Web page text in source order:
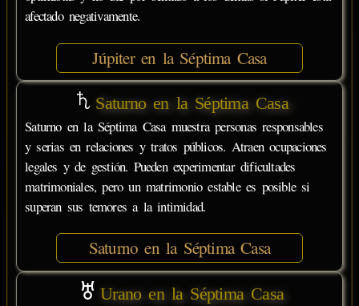
afectado negativamente.
Júpiter en la Séptima Casa
Saturno en la Séptima Casa
Saturno en la Séptima Casa muestra personas responsables
y serias en relaciones y tratos públicos. Atraen ocupaciones
legales y de gestión. Pueden experimentar dificultades
matrimoniales, pero un matrimonio estable es posible si
superan sus temores a la intimidad.
Saturno en la Séptima Casa
Urano en la Séptima Casa